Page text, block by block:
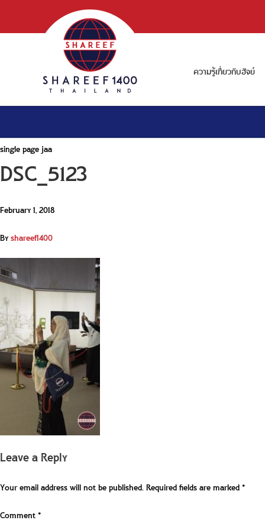
ความรู้เกี่ยวกับฮัจย์
single page jaa
DSC_5123
February 1, 2018
Byshareef1400
Leave a Reply
Your email address will not be published.Required fields are marked*
Comment*